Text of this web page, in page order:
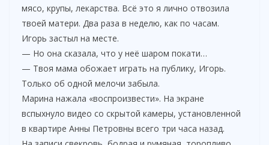
мясо, крупы, лекарства. Всё это я лично отвозила
твоей матери. Два раза в неделю, как по часам.
Игорь застыл на месте.
— Но она сказала, что у неё шаром покати…
— Твоя мама обожает играть на публику, Игорь.
Только об одной мелочи забыла.
Марина нажала «воспроизвести». На экране
вспыхнуло видео со скрытой камеры, установленной
в квартире Анны Петровны всего три часа назад.